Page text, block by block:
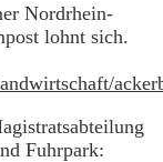
Nordrhein-
lohnt sich.
Fuhrpark: